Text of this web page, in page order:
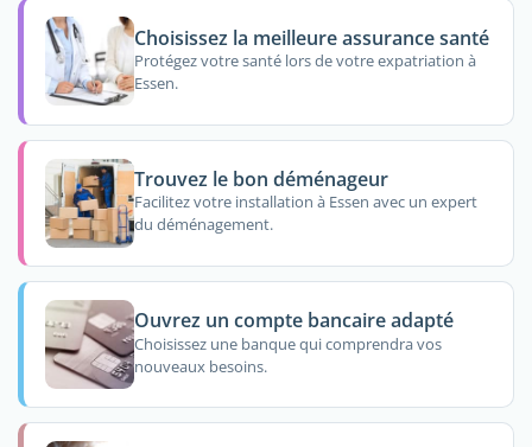
Choisissez la meilleure assurance santé
Protégez votre santé lors de votre expatriation à
Essen.
Trouvez le bon déménageur
Facilitez votre installation à Essen avec un expert
du déménagement.
Ouvrez un compte bancaire adapté
Choisissez une banque qui comprendra vos
nouveaux besoins.